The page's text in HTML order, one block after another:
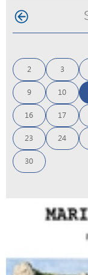
2 3
9 10
16 17
23 24
30